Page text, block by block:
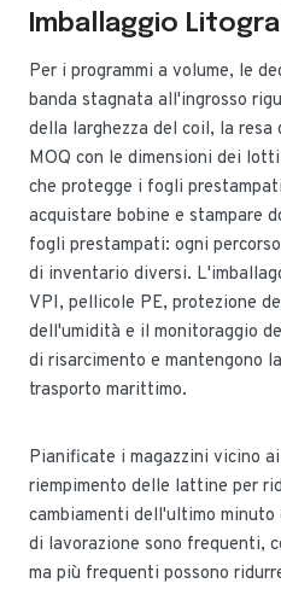
Imballaggio
Per i programmi a volume, le
banda stagnata all'ingrosso
della larghezza del coil, la
MOQ con le dimensioni dei
che protegge i fogli
acquistare bobine e stampare
fogli prestampati: ogni
di inventario diversi.
VPI, pellicole PE, protezione
dell'umidità e il monitoraggio
di risarcimento e mantengono
trasporto marittimo.
Pianificate i magazzini vicino
riempimento delle lattine per
cambiamenti dell'ultimo
di lavorazione sono frequenti,
ma più frequenti possono